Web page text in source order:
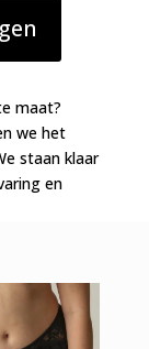
maat?
we het
staan klaar
en